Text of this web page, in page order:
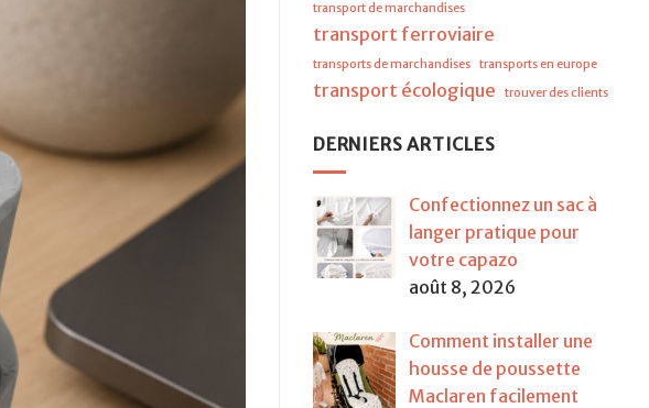
transport de marchandises
transport ferroviaire
transports de marchandises transports en europe
transport écologique trouver des clients
DERNIERS ARTICLES
Confectionnez un sac à
langer pratique pour
votre capazo
août 8, 2026
Comment installer une
housse de poussette
Maclaren facilement